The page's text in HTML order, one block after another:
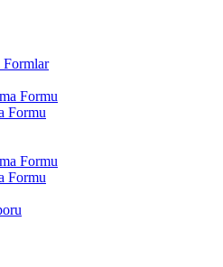
Formlar
Formu
Formu
Formu
Formu